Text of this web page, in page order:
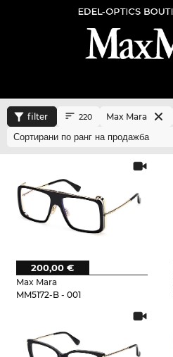
filter 220 Max Mara
Max Mara
MM5172-B - 001
200,00 €